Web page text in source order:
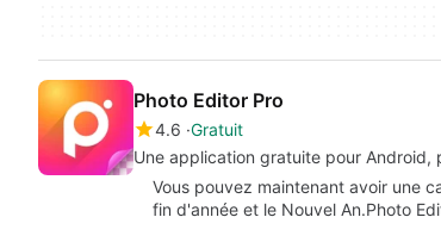
Photo Editor Pro
4.6 Gratuit
Une application gratuite pour Android,
Vous pouvez maintenant avoir une
fin d'année et le Nouvel An.Photo